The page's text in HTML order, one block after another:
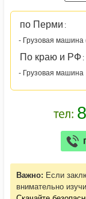
по Перми :
- Грузовая машина
По краю и РФ :
- Грузовая машина
Важно: Если
внимательно